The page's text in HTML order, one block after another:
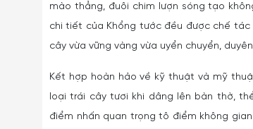
mào thẳng, đuôi chim lượn sóng tạo
chi tiết của Khổng tước đều được chế
cây vừa vững vàng vừa uyển chuyển,
Kết hợp hoàn hảo về kỹ thuật và mỹ
loại trái cây tươi khi dâng lên bàn thờ,
điểm nhấn quan trọng tô điểm không